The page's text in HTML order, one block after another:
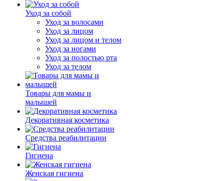
Уход за собой
Уход за волосами
Уход за лицом
Уход за лицом и телом
Уход за ногами
Уход за полостью рта
Уход за телом
Товары для мамы и
малышей
Декоративная косметика
Средства реабилитации
Гигиена
Женская гигиена